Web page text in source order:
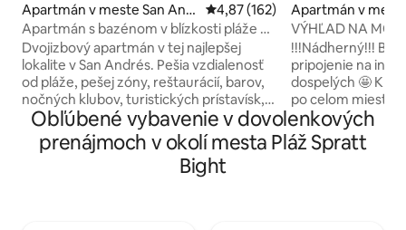
Apartmán v meste San And
rés
Priemerné ohodnotenie 4,87 z
4,87 (162)
Apartmán s bazénom v blízkosti pláže a
všetkého
Dvojizbový apartmán v tej najlepšej
lokalite v San Andrés. Pešia vzdialenosť
od pláže, pešej zóny, reštaurácií, barov,
nočných klubov, turistických prístavísk,
požičovne áut a obchodov. Apartmán
ponúka hlavnú spálňu s vlastnou
kúpeľňou a výhľadom na bazén, druhú
spálňu s manželskou posteľou a
Apartmán v
rés
VÝHĽAD NA
BAZÉN* PUNTA
!!!Nádherný!!! Bezplatné 🤩 Wi-Fi
pripojenie na
dospelých 🤩
po celom mieste
more o 140
To najlepšie v
všetky Spratt
Obľúbené vybavenie v dovolenkových
prenájmoch v okolí mesta Pláž Spratt
Bight